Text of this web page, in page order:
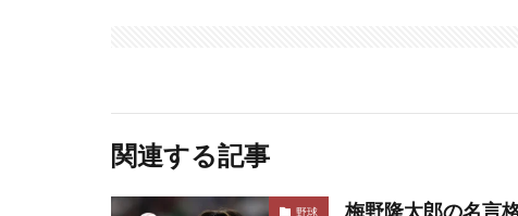
関連する記事
野球 梅野隆太郎の名言